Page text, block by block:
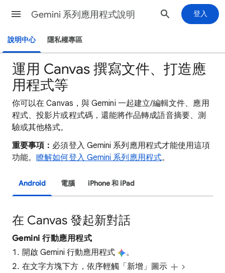
Gemini 系列應用程式說明 登入
說明中心 隱私權專區
運用 Canvas 撰寫文件、打造應
用程式等
你可以在 Canvas，與 Gemini 一起建立/編輯文件、應用
程式、投影片或程式碼，還能將作品轉成語音摘要、測
驗或其他格式。
重要事項：必須登入 Gemini 系列應用程式才能使用這項
功能。瞭解如何登入 Gemini 系列應用程式。
Android 電腦 iPhone 和 iPad
在 Canvas 發起新對話
Gemini 行動應用程式
開啟 Gemini 行動應用程式
。
在文字方塊下方，依序輕觸「新增」圖示